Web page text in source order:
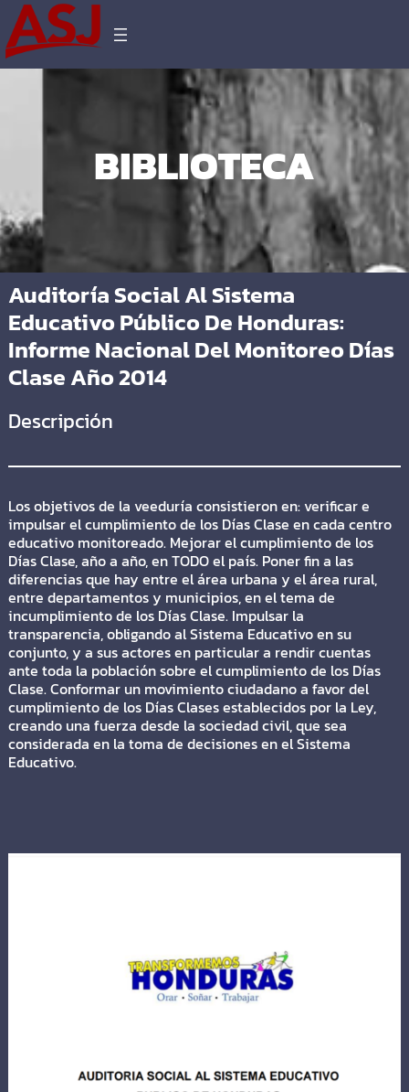
BIBLIOTECA
Auditoría Social Al Sistema
Educativo Público De Honduras:
Informe Nacional Del Monitoreo Días
Clase Año 2014
Descripción
Los objetivos de la veeduría consistieron en: verificar e
impulsar el cumplimiento de los Días Clase en cada centro
educativo monitoreado. Mejorar el cumplimiento de los
Días Clase, año a año, en TODO el país. Poner fin a las
diferencias que hay entre el área urbana y el área rural,
entre departamentos y municipios, en el tema de
incumplimiento de los Días Clase. Impulsar la
transparencia, obligando al Sistema Educativo en su
conjunto, y a sus actores en particular a rendir cuentas
ante toda la población sobre el cumplimiento de los Días
Clase. Conformar un movimiento ciudadano a favor del
cumplimiento de los Días Clases establecidos por la Ley,
creando una fuerza desde la sociedad civil, que sea
considerada en la toma de decisiones en el Sistema
Educativo.